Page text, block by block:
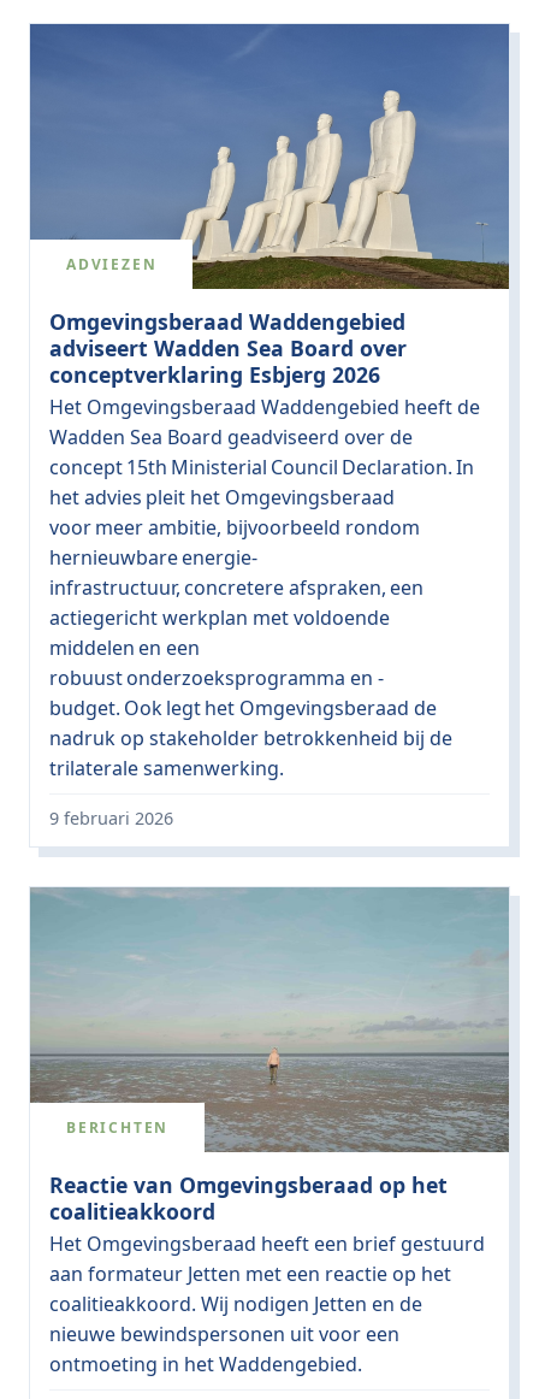
ADVIEZEN
Omgevingsberaad Waddengebied
adviseert Wadden Sea Board over
conceptverklaring Esbjerg 2026
Het Omgevingsberaad Waddengebied heeft de
Wadden Sea Board geadviseerd over de
concept 15th Ministerial Council Declaration. In
het advies pleit het Omgevingsberaad
voor meer ambitie, bijvoorbeeld rondom
hernieuwbare energie-
infrastructuur, concretere afspraken, een
actiegericht werkplan met voldoende
middelen en een
robuust onderzoeksprogramma en -
budget. Ook legt het Omgevingsberaad de
nadruk op stakeholder betrokkenheid bij de
trilaterale samenwerking.
9 februari 2026
BERICHTEN
Reactie van Omgevingsberaad op het
coalitieakkoord
Het Omgevingsberaad heeft een brief gestuurd
aan formateur Jetten met een reactie op het
coalitieakkoord. Wij nodigen Jetten en de
nieuwe bewindspersonen uit voor een
ontmoeting in het Waddengebied.